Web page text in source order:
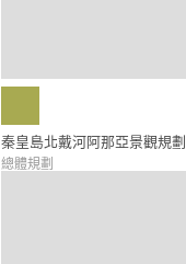
秦皇島北戴河阿那亞景觀規劃
總體規劃